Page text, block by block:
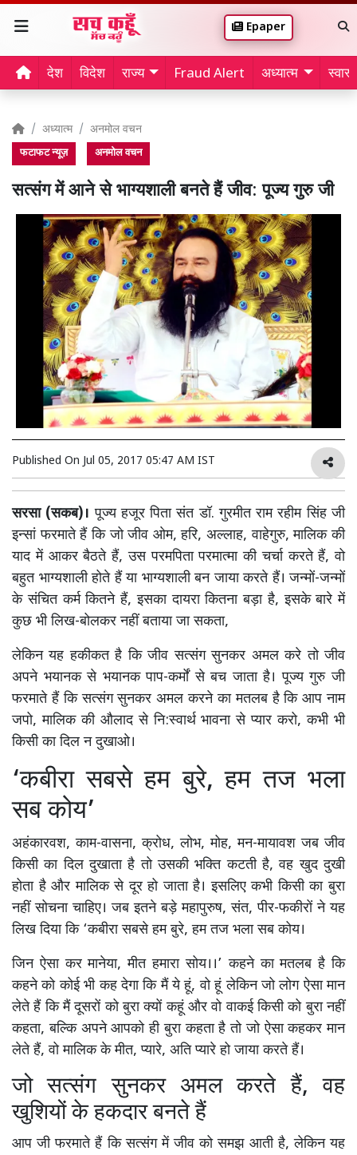
Epaper
देश विदेश राज्य Fraud Alert अध्यात्म
अध्यात्म अनमोल वचन
फटाफट न्यूज़ अनमोल वचन
सत्संग में आने से भाग्यशाली बनते हैं जीव: पूज्य गुरु जी
Published On Jul 05, 2017 05:47 AM IST
सरसा (सकब)। पूज्य हजूर पिता संत डॉ. गुरमीत राम रहीम सिंह जी
इन्सां फरमाते हैं कि जो जीव ओम, हरि, अल्लाह, वाहेगुरु, मालिक की
याद में आकर बैठते हैं, उस परमपिता परमात्मा की चर्चा करते हैं, वो
बहुत भाग्यशाली होते हैं या भाग्यशाली बन जाया करते हैं। जन्मों-जन्मों
के संचित कर्म कितने हैं, इसका दायरा कितना बड़ा है, इसके बारे में
कुछ भी लिख-बोलकर नहीं बताया जा सकता,
लेकिन यह हकीकत है कि जीव सत्संग सुनकर अमल करे तो जीव
अपने भयानक से भयानक पाप-कर्मों से बच जाता है। पूज्य गुरु जी
फरमाते हैं कि सत्संग सुनकर अमल करने का मतलब है कि आप नाम
जपो, मालिक की औलाद से नि:स्वार्थ भावना से प्यार करो, कभी भी
किसी का दिल न दुखाओ।
‘कबीरा सबसे हम बुरे, हम तज भला
सब कोय’
अहंकारवश, काम-वासना, क्रोध, लोभ, मोह, मन-मायावश जब जीव
किसी का दिल दुखाता है तो उसकी भक्ति कटती है, वह खुद दुखी
होता है और मालिक से दूर हो जाता है। इसलिए कभी किसी का बुरा
नहीं सोचना चाहिए। जब इतने बड़े महापुरुष, संत, पीर-फकीरों ने यह
लिख दिया कि ‘कबीरा सबसे हम बुरे, हम तज भला सब कोय।
जिन ऐसा कर मानेया, मीत हमारा सोय।।’ कहने का मतलब है कि
कहने को कोई भी कह देगा कि मैं ये हूं, वो हूं लेकिन जो लोग ऐसा मान
लेते हैं कि मैं दूसरों को बुरा क्यों कहूं और वो वाकई किसी को बुरा नहीं
कहता, बल्कि अपने आपको ही बुरा कहता है तो जो ऐसा कहकर मान
लेते हैं, वो मालिक के मीत, प्यारे, अति प्यारे हो जाया करते हैं।
जो सत्संग सुनकर अमल करते हैं, वह
खुशियों के हकदार बनते हैं
आप जी फरमाते हैं कि सत्संग में जीव को समझ आती है, लेकिन यह